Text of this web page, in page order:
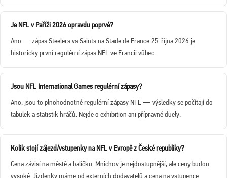
Je NFL v Paříži 2026 opravdu poprvé?
Ano — zápas Steelers vs Saints na Stade de France 25. října 2026 je
historicky první regulérní zápas NFL ve Francii vůbec.
Jsou NFL International Games regulérní zápasy?
Ano, jsou to plnohodnotné regulérní zápasy NFL — výsledky se počítají do
tabulek a statistik hráčů. Nejde o exhibition ani přípravné duely.
Kolik stojí zájezd/vstupenky na NFL v Evropě z České republiky?
Cena závisí na městě a balíčku. Mnichov je nejdostupnější, ale ceny budou
vysoké. Jízdenky máme od externích dodavatelů a cena na vstupence